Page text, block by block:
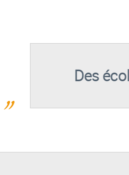
Des